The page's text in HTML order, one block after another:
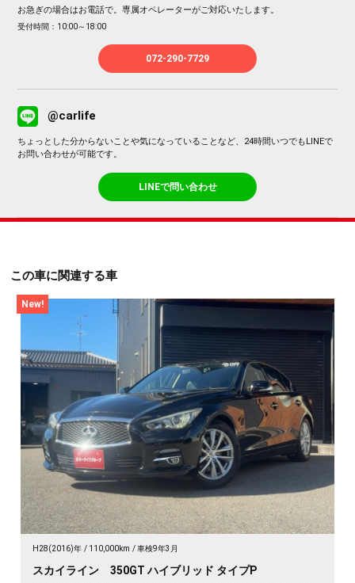
お急ぎの場合はお電話で。専属オペレーターがご対応いたします。
受付時間：10:00～18:00
072-290-7729
@carlife
ちょっとした分からないことや気になっていることなど、24時間いつでもLINEで
お問い合わせが可能です。
LINEで問い合わせ
この車に関連する車
New!
H28(2016)年 110,000km 車検9年3月
スカイライン 350GT ハイブリッド タイプP